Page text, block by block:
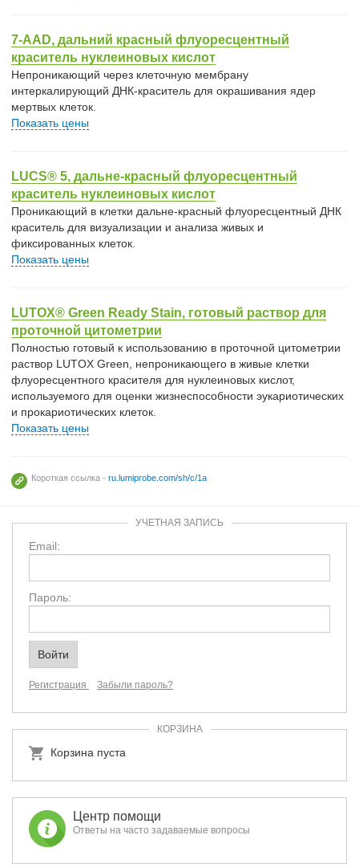
7-AAD, дальний красный флуоресцентный
краситель нуклеиновых кислот
Непроникающий через клеточную мембрану
интеркалирующий ДНК-краситель для окрашивания ядер
мертвых клеток.
Показать цены
LUCS® 5, дальне-красный флуоресцентный
краситель нуклеиновых кислот
Проникающий в клетки дальне-красный флуоресцентный ДНК
краситель для визуализации и анализа живых и
фиксированных клеток.
Показать цены
LUTOX® Green Ready Stain, готовый раствор для
проточной цитометрии
Полностью готовый к использованию в проточной цитометрии
раствор LUTOX Green, непроникающего в живые клетки
флуоресцентного красителя для нуклеиновых кислот,
используемого для оценки жизнеспособности эукариотических
и прокариотических клеток.
Показать цены
Короткая ссылка - ru.lumiprobe.com/sh/c/1a
УЧЕТНАЯ ЗАПИСЬ
Email:
Пароль:
Регистрация Забыли пароль?
КОРЗИНА
Корзина пуста
Центр помощи
Ответы на часто задаваемые вопросы